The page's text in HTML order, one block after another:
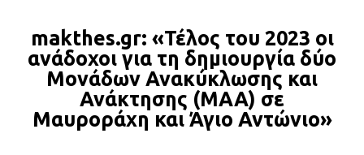
makthes.gr: «Τέλος του 2023 οι
ανάδοχοι για τη δημιουργία δύο
Μονάδων Ανακύκλωσης και
Ανάκτησης (ΜΑΑ) σε
Μαυροράχη και Άγιο Αντώνιο»